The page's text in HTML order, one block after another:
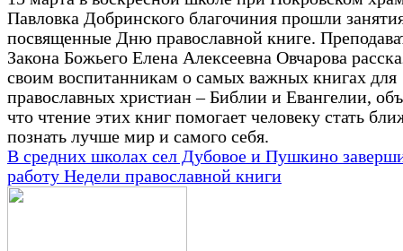
Павловка Добринского благочиния прошли
посвященные Дню православной книге.
Закона Божьего Елена Алексеевна Овчарова
своим воспитанникам о самых важных книгах для
православных христиан – Библии и Евангелии,
что чтение этих книг помогает человеку стать
познать лучше мир и самого себя.
В средних школах сел Дубовое и Пушкино
работу Недели православной книги